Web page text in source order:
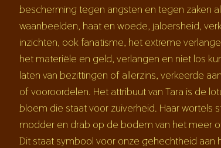
bescherming tegen angsten en tegen zaken
waanbeelden, haat en woede, jaloersheid,
inzichten, ook fanatisme, het extreme
het materiële en geld, verlangen en niet los
laten van bezittingen of allerzins, verkeerde
of vooroordelen. Het attribuut van Tara is de
bloem die staat voor zuiverheid. Haar wortels
modder en drab op de bodem van het meer
Dit staat symbool voor onze gehechtheid aan